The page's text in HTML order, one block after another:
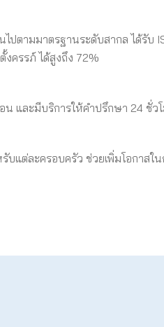
ตามมาตรฐานระดับสากล ได้รับ
ครรภ์ ได้สูงถึง 72%
น และมีบริการให้คำปรึกษา 24 ชั่ว
ต่ละครอบครัว ช่วยเพิ่มโอกาสใน